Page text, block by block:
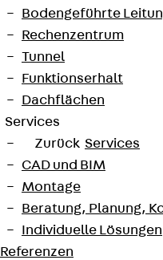
Bodengeführte
Rechenzentrum
Tunnel
Funktionserhalt
Dachflächen
Services
Zurück Services
CAD und BIM
Montage
Beratung, Planung,
Individuelle Lösungen
Referenzen